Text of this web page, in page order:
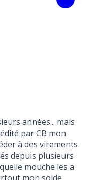
années... mais
par CB mon
à des virements
depuis plusieurs
mouche les a